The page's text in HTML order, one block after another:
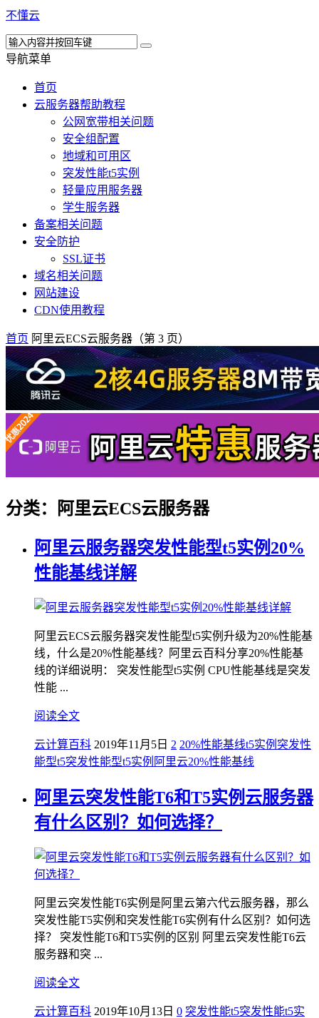
不懂云
导航菜单
首页
云服务器帮助教程
公网宽带相关问题
安全组配置
地域和可用区
突发性能t5实例
轻量应用服务器
学生服务器
备案相关问题
安全防护
SSL证书
域名相关问题
网站建设
CDN使用教程
首页 阿里云ECS云服务器 （第 3 页）
分类：阿里云ECS云服务器
阿里云服务器突发性能型t5实例20%
性能基线详解
阿里云ECS云服务器突发性能型t5实例升级为20%性能基
线，什么是20%性能基线？阿里云百科分享20%性能基
线的详细说明： 突发性能型t5实例 CPU性能基线是突发
性能 ...
阅读全文
云计算百科 2019年11月5日 2 20%性能基线t5实例 突发性
能型t5突发性能型t5实例 阿里云20%性能基线
阿里云突发性能T6和T5实例云服务器
有什么区别？如何选择？
阿里云突发性能T6实例是阿里云第六代云服务器，那么
突发性能T5实例和突发性能T6实例有什么区别？如何选
择？ 突发性能T6和T5实例的区别 阿里云突发性能T6云
服务器和突 ...
阅读全文
云计算百科 2019年10月13日 0 突发性能t5突发性能t5实